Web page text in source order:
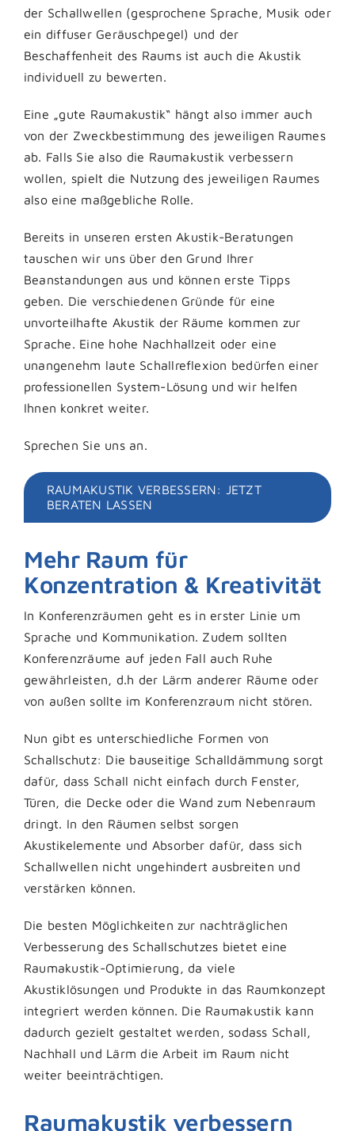
der Schallwellen (gesprochene Sprache, Musik oder
ein diffuser Geräuschpegel) und der
Beschaffenheit des Raums ist auch die Akustik
individuell zu bewerten.
Eine „gute Raumakustik“ hängt also immer auch
von der Zweckbestimmung des jeweiligen Raumes
ab. Falls Sie also die Raumakustik verbessern
wollen, spielt die Nutzung des jeweiligen Raumes
also eine maßgebliche Rolle.
Bereits in unseren ersten Akustik-Beratungen
tauschen wir uns über den Grund Ihrer
Beanstandungen aus und können erste Tipps
geben. Die verschiedenen Gründe für eine
unvorteilhafte Akustik der Räume kommen zur
Sprache. Eine hohe Nachhallzeit oder eine
unangenehm laute Schallreflexion bedürfen einer
professionellen System-Lösung und wir helfen
Ihnen konkret weiter.
Sprechen Sie uns an.
RAUMAKUSTIK VERBESSERN: JETZT
BERATEN LASSEN
Mehr Raum für
Konzentration & Kreativität
In Konferenzräumen geht es in erster Linie um
Sprache und Kommunikation. Zudem sollten
Konferenzräume auf jeden Fall auch Ruhe
gewährleisten, d.h der Lärm anderer Räume oder
von außen sollte im Konferenzraum nicht stören.
Nun gibt es unterschiedliche Formen von
Schallschutz: Die bauseitige Schalldämmung sorgt
dafür, dass Schall nicht einfach durch Fenster,
Türen, die Decke oder die Wand zum Nebenraum
dringt. In den Räumen selbst sorgen
Akustikelemente und Absorber dafür, dass sich
Schallwellen nicht ungehindert ausbreiten und
verstärken können.
Die besten Möglichkeiten zur nachträglichen
Verbesserung des Schallschutzes bietet eine
Raumakustik-Optimierung, da viele
Akustiklösungen und Produkte in das Raumkonzept
integriert werden können. Die Raumakustik kann
dadurch gezielt gestaltet werden, sodass Schall,
Nachhall und Lärm die Arbeit im Raum nicht
weiter beeinträchtigen.
Raumakustik verbessern